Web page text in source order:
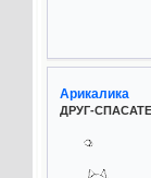
Арикалика
ДРУГ-